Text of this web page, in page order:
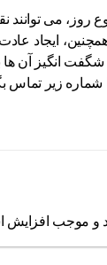
می ‌توانند
همچنین،
‌انگیز آن‌ ها
شماره زیر تماس
موجب افزایش